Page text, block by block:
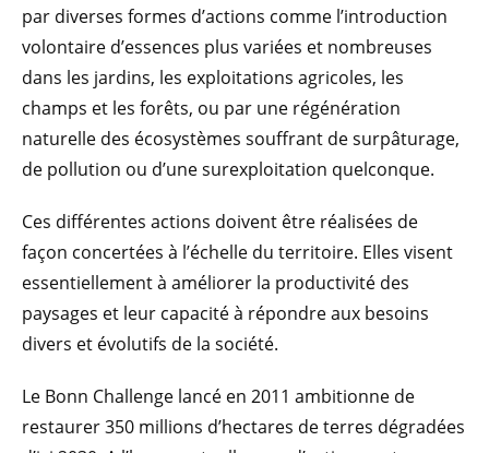
par diverses formes d’actions comme l’introduction
volontaire d’essences plus variées et nombreuses
dans les jardins, les exploitations agricoles, les
champs et les forêts, ou par une régénération
naturelle des écosystèmes souffrant de surpâturage,
de pollution ou d’une surexploitation quelconque.
Ces différentes actions doivent être réalisées de
façon concertées à l’échelle du territoire. Elles visent
essentiellement à améliorer la productivité des
paysages et leur capacité à répondre aux besoins
divers et évolutifs de la société.
Le Bonn Challenge lancé en 2011 ambitionne de
restaurer 350 millions d’hectares de terres dégradées